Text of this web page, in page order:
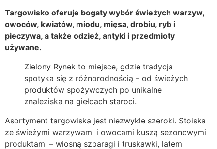
Targowisko oferuje bogaty wybór świeżych warzyw,
owoców, kwiatów, miodu, mięsa, drobiu, ryb i
pieczywa, a także odzież, antyki i przedmioty
używane.
Zielony Rynek to miejsce, gdzie tradycja
spotyka się z różnorodnością – od świeżych
produktów spożywczych po unikalne
znaleziska na giełdach staroci.
Asortyment targowiska jest niezwykle szeroki. Stoiska
ze świeżymi warzywami i owocami kuszą sezonowymi
produktami – wiosną szparagi i truskawki, latem